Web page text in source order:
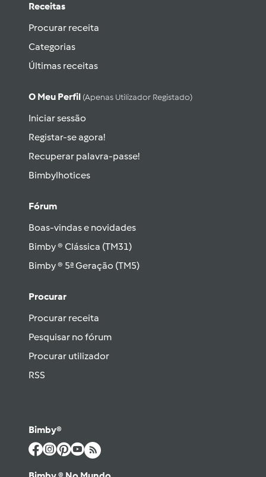
Receitas
Procurar receita
Categorias
Últimas receitas
O Meu Perfil (apenas Utilizador Registado)
Iniciar sessão
Registar-se agora!
Recuperar palavra-passe!
Bimbylhotices
Fórum
Boas-vindas e novidades
Bimby ® Clássica (TM31)
Bimby ® 5ª Geração (TM5)
Procurar
Procurar receita
Pesquisar no fórum
Procurar utilizador
RSS
Bimby®